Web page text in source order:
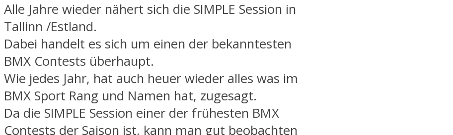
Alle Jahre wieder nähert sich die SIMPLE Session in
Tallinn /Estland.
Dabei handelt es sich um einen der bekanntesten
BMX Contests überhaupt.
Wie jedes Jahr, hat auch heuer wieder alles was im
BMX Sport Rang und Namen hat, zugesagt.
Da die SIMPLE Session einer der frühesten BMX
Contests der Saison ist, kann man gut beobachten